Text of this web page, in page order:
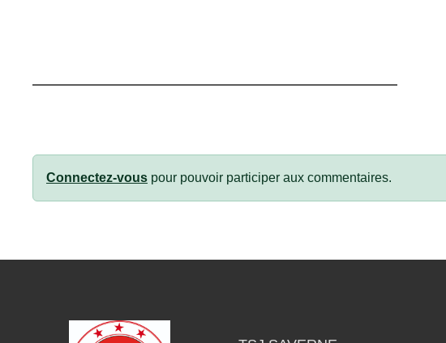
Connectez-vous pour pouvoir participer aux commentaires.